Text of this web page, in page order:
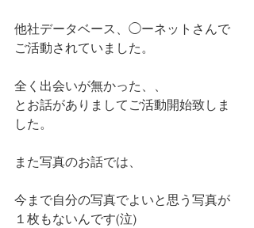
他社データベース、◯ーネットさんで
ご活動されていました。
全く出会いが無かった、、
とお話がありましてご活動開始致しま
した。
また写真のお話では、
今まで自分の写真でよいと思う写真が
１枚もないんです(泣)